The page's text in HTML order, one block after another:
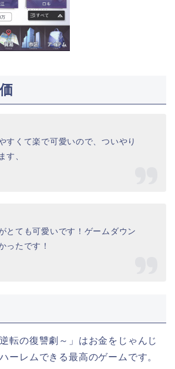
すくて楽で可愛いので、ついやり
す、
とても可愛いです！ゲームダウン
ったです！
転の復讐劇～」はお金をじゃんじ
ーレムできる最高のゲームです。